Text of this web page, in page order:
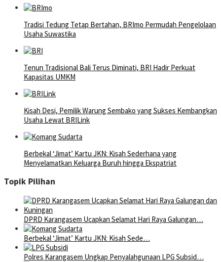
Tradisi Tedung Tetap Bertahan, BRImo Permudah Pengelolaan
Usaha Suwastika
Tenun Tradisional Bali Terus Diminati, BRI Hadir Perkuat
Kapasitas UMKM
Kisah Desi, Pemilik Warung Sembako yang Sukses Kembangkan
Usaha Lewat BRILink
Berbekal ‘Jimat’ Kartu JKN: Kisah Sederhana yang
Menyelamatkan Keluarga Buruh hingga Ekspatriat
Topik Pilihan
DPRD Karangasem Ucapkan Selamat Hari Raya Galungan…
Berbekal ‘Jimat’ Kartu JKN: Kisah Sede…
Polres Karangasem Ungkap Penyalahgunaan LPG Subsid…